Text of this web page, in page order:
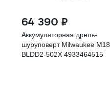
64 390 ₽
Аккумуляторная дрель-
шуруповерт Milwaukee M18
BLDD2-502X 4933464515